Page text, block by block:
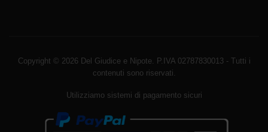
Copyright © 2026 Del Giudice e Nipote. P.IVA 02787830013 - Tutti i
contenuti sono riservati.
Utilizziamo sistemi di pagamento sicuri